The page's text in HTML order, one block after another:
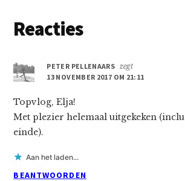
Lees
Reacties
PETER PELLENAARS zegt
13 NOVEMBER 2017 OM 21:11
Topvlog, Elja!
Met plezier helemaal uitgekeken
einde).
Aan het laden...
BEANTWOORDEN